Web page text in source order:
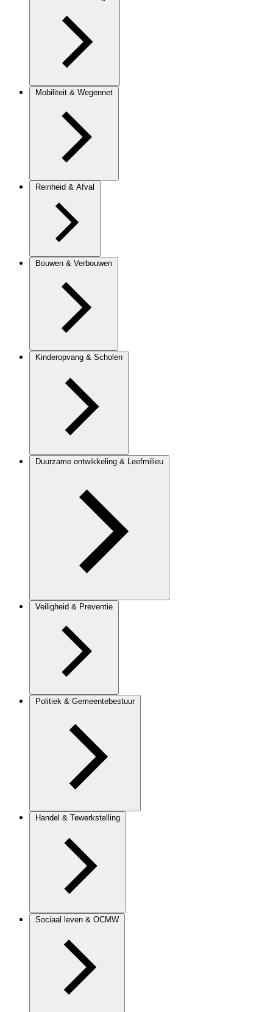
Mobiliteit & Wegennet
Reinheid & Afval
Bouwen & Verbouwen
Kinderopvang & Scholen
Duurzame ontwikkeling & Leefmilieu
Veiligheid & Preventie
Politiek & Gemeentebestuur
Handel & Tewerkstelling
Sociaal leven & OCMW